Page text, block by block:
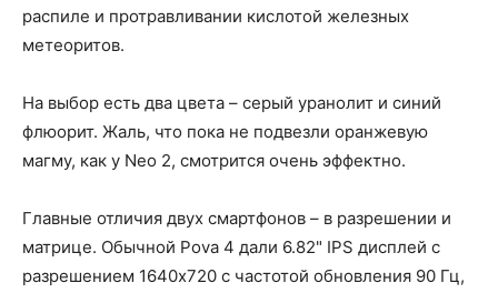
распиле и протравливании кислотой железных
метеоритов.
На выбор есть два цвета – серый уранолит и синий
флюорит. Жаль, что пока не подвезли оранжевую
магму, как у Neo 2, смотрится очень эффектно.
Главные отличия двух смартфонов – в разрешении и
матрице. Обычной Pova 4 дали 6.82" IPS дисплей с
разрешением 1640x720 с частотой обновления 90 Гц,